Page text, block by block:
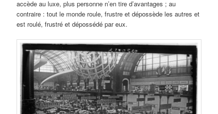
accède au luxe, plus personne n’en tire d’avantages ; au
contraire : tout le monde roule, frustre et dépossède les autres et
est roulé, frustré et dépossédé par eux.